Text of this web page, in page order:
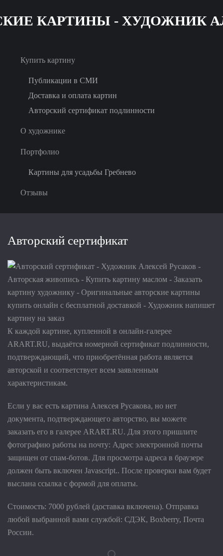
Skip
content
Купить картину
Публикации в СМИ
Доставка и оплата картин
Авторский сертификат подлинности
О художнике
Портфолио
Картины для усадьбы Гребнево
Отзывы
Авторский сертификат
К каждой картине, купленной в онлайн-галерее
ARART.RU, выдаётся номерной сертификат подлинности,
подтверждающий, что приобретённая работа является
авторской и соответствует всем заявленным
характеристикам.
Если у вас есть картина Алексея Русакова, но нет
документа, подтверждающего авторство, вы можете
заказать его в галерее ARART.RU. Для этого пришлите
фотографию работы на почту: Адрес электронной почты
защищен от спам-ботов. Для просмотра адреса в браузере
должен быть включен Javascript.. После проверки вам будет
выслана ссылка с формой для оплаты.
Стоимость: 7000 рублей (доставка включена). Отправка
любой выбранной вами службой: СДЭК, Boxberry, Почта
России.